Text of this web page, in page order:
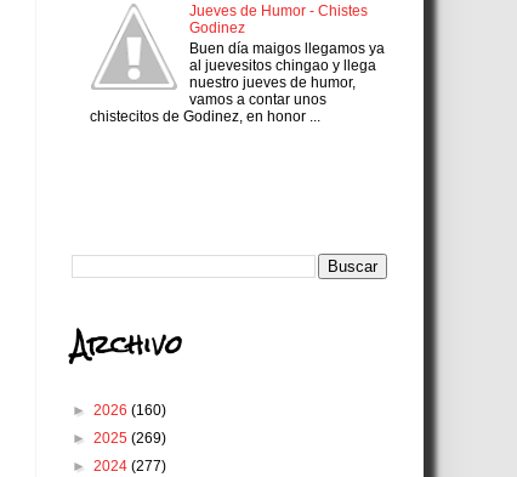
Jueves de Humor - Chistes
Godinez
Buen día maigos llegamos ya
al juevesitos chingao y llega
nuestro jueves de humor,
vamos a contar unos
chistecitos de Godinez, en honor ...
Archivo
► 2026 (160)
► 2025 (269)
► 2024 (277)